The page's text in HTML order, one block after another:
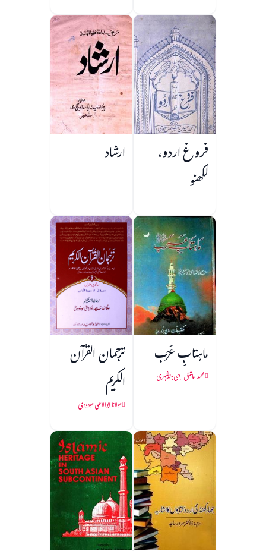
فروغ اردو،
لکھنو
ارشاد
ماہتابِ عَرَب
محمد عاشق الٰہی بلندشہری
ترجمان القرآن
الکریم
مولانا ابوالاعلیٰ مودودی